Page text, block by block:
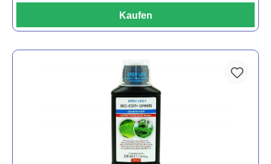
Kaufen